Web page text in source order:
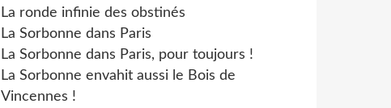
La ronde infinie des obstinés
La Sorbonne dans Paris
La Sorbonne dans Paris, pour toujours !
La Sorbonne envahit aussi le Bois de
Vincennes !